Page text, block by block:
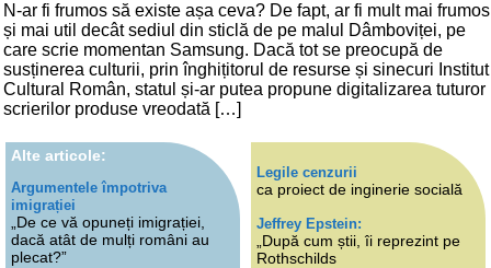
N-ar fi frumos să existe așa ceva? De fapt, ar fi mult mai frumos
și mai util decât sediul din sticlă de pe malul Dâmboviței, pe
care scrie momentan Samsung. Dacă tot se preocupă de
susținerea culturii, prin înghițitorul de resurse și sinecuri Institut
Cultural Român, statul și-ar putea propune digitalizarea tuturor
scrierilor produse vreodată […]
Alte articole:
Argumentele împotriva
imigrației
„De ce vă opuneți imigrației,
dacă atât de mulți români au
plecat?”
Legile cenzurii
ca proiect de inginerie socială
Jeffrey Epstein:
„După cum știi, îi reprezint pe
Rothschilds